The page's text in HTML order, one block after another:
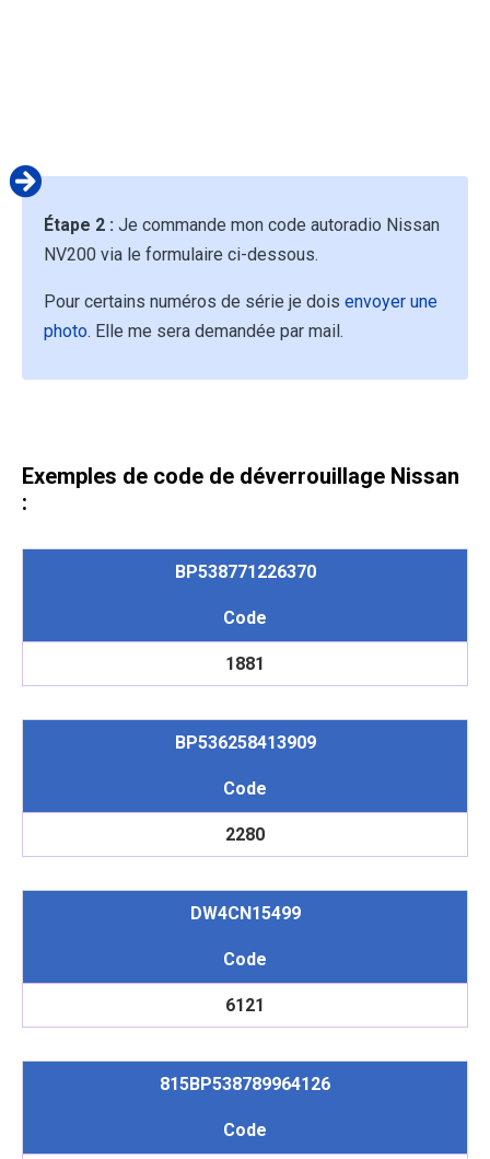
Étape 2 : Je commande mon code autoradio Nissan
NV200 via le formulaire ci-dessous.
Pour certains numéros de série je dois envoyer une
photo. Elle me sera demandée par mail.
Exemples de code de déverrouillage Nissan
:
BP538771226370
Code
1881
BP536258413909
Code
2280
DW4CN15499
Code
6121
815BP538789964126
Code